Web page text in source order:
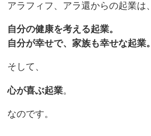
アラフィフ、アラ還からの起業は、
自分の健康を考える起業。
自分が幸せで、家族も幸せな起業。
そして、
心が喜ぶ起業。
なのです。